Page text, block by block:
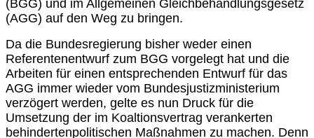
(BGG) und im Allgemeinen Gleichbehandlungsgesetz
(AGG) auf den Weg zu bringen.
Da die Bundesregierung bisher weder einen
Referentenentwurf zum BGG vorgelegt hat und die
Arbeiten für einen entsprechenden Entwurf für das
AGG immer wieder vom Bundesjustizministerium
verzögert werden, gelte es nun Druck für die
Umsetzung der im Koaltionsvertrag verankerten
behindertenpolitischen Maßnahmen zu machen. Denn